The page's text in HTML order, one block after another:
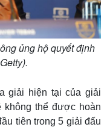
ủng hộ quyết định
giải hiện tại của giải
không thể được hoàn
tiên trong 5 giải đấu